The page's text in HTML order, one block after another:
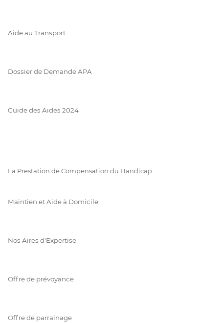
Aide au Transport
Dossier de Demande APA
Guide des Aides 2024
La Prestation de Compensation du Handicap
Maintien et Aide à Domicile
Nos Aires d'Expertise
Offre de prévoyance
Offre de parrainage